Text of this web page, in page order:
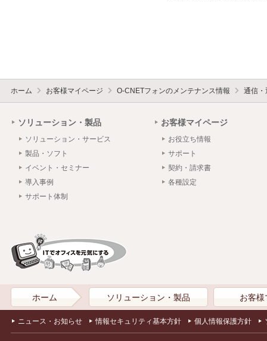
ホーム お客様マイページ O-CNETフォンのメンテナンス情報 通信・
ソリューション・製品
ソリューション・サービス
製品・ソフト
イベント・セミナー
導入事例
サポート体制
お客様マイページ
お役立ち情報
サポート
契約・請求書
各種設定
ホーム ソリューション・製品 お客様
ニュース・お知らせ 情報セキュリティ基本方針 個人情報保護方針